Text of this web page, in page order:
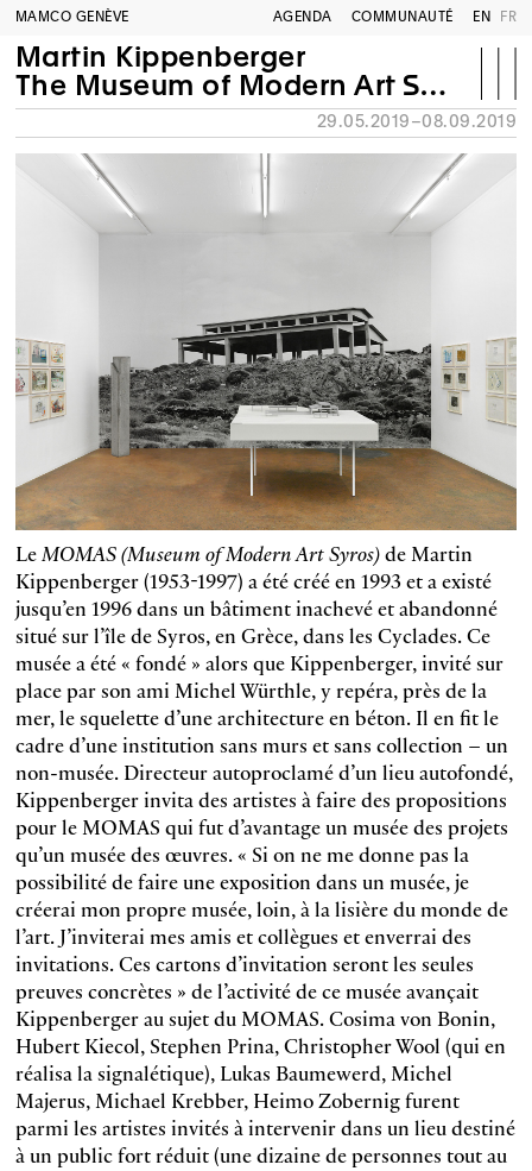
MAMCO GENÈVE AGENDA COMMUNAUTÉ EN FR
Martin Kippenberger
The Museum of Modern Art Syros
29.05.2019–08.09.2019
LeMOMAS (Museum of Modern Art Syros)de Martin
Kippenberger (1953-1997) a été créé en 1993 et a existé
jusqu’en 1996 dans un bâtiment inachevé et abandonné
situé sur l’île de Syros, en Grèce, dans les Cyclades. Ce
musée a été « fondé » alors que Kippenberger, invité sur
place par son ami Michel Würthle, y repéra, près de la
mer, le squelette d’une architecture en béton. Il en fit le
cadre d’une institution sans murs et sans collection – un
non-musée. Directeur autoproclamé d’un lieu autofondé,
Kippenberger invita des artistes à faire des propositions
pour le MOMAS qui fut d’avantage un musée des projets
qu’un musée des œuvres. « Si on ne me donne pas la
possibilité de faire une exposition dans un musée, je
créerai mon propre musée, loin, à la lisière du monde de
l’art. J’inviterai mes amis et collègues et enverrai des
invitations. Ces cartons d’invitation seront les seules
preuves concrètes » de l’activité de ce musée avançait
Kippenberger au sujet du MOMAS. Cosima von Bonin,
Hubert Kiecol, Stephen Prina, Christopher Wool (qui en
réalisa la signalétique), Lukas Baumewerd, Michel
Majerus, Michael Krebber, Heimo Zobernig furent
parmi les artistes invités à intervenir dans un lieu destiné
à un public fort réduit (une dizaine de personnes tout au